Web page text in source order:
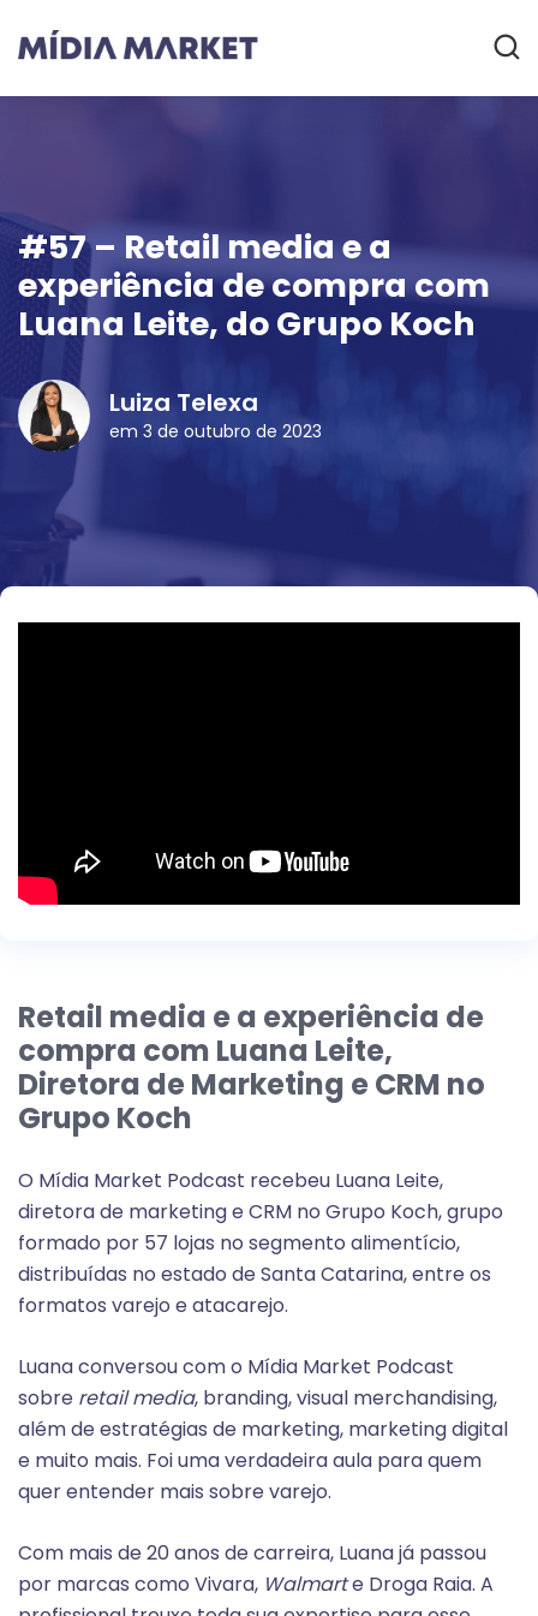
#57 – Retail media e a
experiência de compra com
Luana Leite, do Grupo Koch
Luiza Telexa
em 3 de outubro de 2023
Retail media e a experiência de
compra com Luana Leite,
Diretora de Marketing e CRM no
Grupo Koch
O Mídia Market Podcast recebeu Luana Leite,
diretora de marketing e CRM no Grupo Koch, grupo
formado por 57 lojas no segmento alimentício,
distribuídas no estado de Santa Catarina, entre os
formatos varejo e atacarejo.
Luana conversou com o Mídia Market Podcast
sobre retail media, branding, visual merchandising,
além de estratégias de marketing, marketing digital
e muito mais. Foi uma verdadeira aula para quem
quer entender mais sobre varejo.
Com mais de 20 anos de carreira, Luana já passou
por marcas como Vivara, Walmarte Droga Raia. A